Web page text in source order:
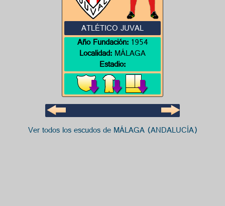
ATLÉTICO JUVAL
Año Fundación:1954
Localidad:MÁLAGA
Estadio:
Ver todos los escudos de MÁLAGA (ANDALUCÍA)